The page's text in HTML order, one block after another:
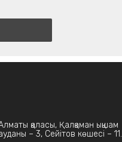
қаласы, Қалқаман ықшам
– 3, Сейітов көшесі – 11.